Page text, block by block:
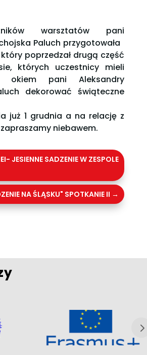
warsztatów pani
Paluch przygotowała
poprzedzał drugą część
których uczestnicy mieli
okiem pani Aleksandry
dekorować świąteczne
już 1 grudnia a na relację z
niebawem.
JESIENNE SADZENIE W ZESPOLE
NA ŚLĄSKU" SPOTKANIE II →